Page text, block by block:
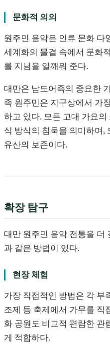
문화적 의의
원주민 음악은 인류 문화 다
세계화의 물결 속에서 문화
를 지님을 일깨워 준다.
대만은 남도어족의 중요한
족 원주민은 지구상에서 가
하고 있다. 모든 고대 가요
식 방식의 침묵을 의미하며,
유산의 보존이다.
확장 탐구
대만 원주민 음악 전통을 더
과 같은 방법이 있다.
현장 체험
가장 직접적인 방법은 각 부
조제 등 축제에서 가무를 직
화 공원도 비교적 편람한 관
게 적합하다.